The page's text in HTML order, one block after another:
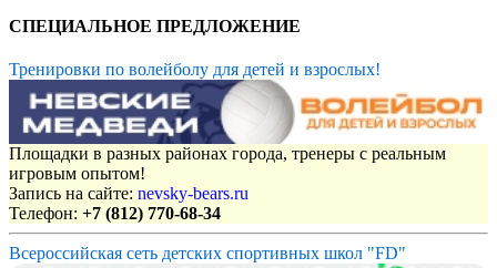
СПЕЦИАЛЬНОЕ ПРЕДЛОЖЕНИЕ
Тренировки по волейболу для детей и взрослых!
Площадки в разных районах города, тренеры с реальным
игровым опытом!
Запись на сайте: nevsky-bears.ru
Телефон: +7 (812) 770-68-34
Всероссийская сеть детских спортивных школ "FD"